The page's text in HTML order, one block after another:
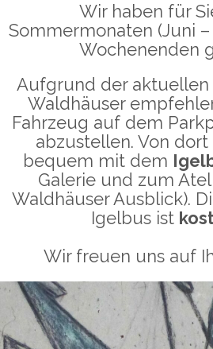
Wir haben für
Sommermonaten (Juni
Wochenenden
Aufgrund der aktuellen
Waldhäuser
Fahrzeug auf dem
abzustellen. Von
bequem mit dem
Galerie und zum
Waldhäuser Ausblick).
Igelbus ist
Wir freuen uns auf